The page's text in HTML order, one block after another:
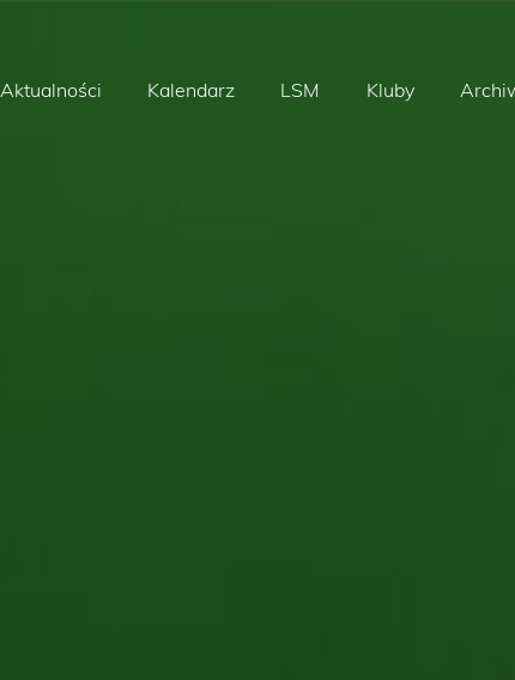
Aktualności Kalendarz LSM Kluby